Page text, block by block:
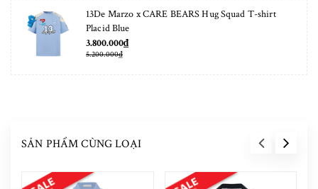
13De Marzo x CARE BEARS Hug Squad T-shirt
Placid Blue
3.800.000₫
5.200.000₫
SẢN PHẨM CÙNG LOẠI